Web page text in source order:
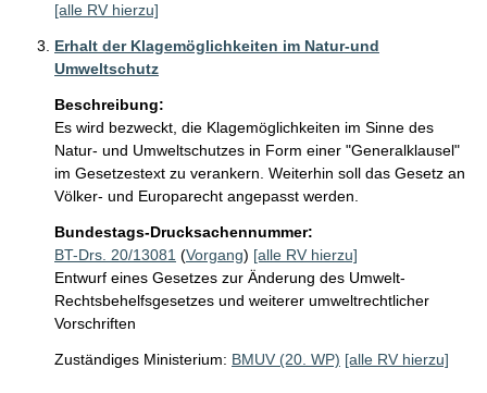
[alle RV hierzu]
Erhalt der Klagemöglichkeiten im Natur-und
Umweltschutz
Beschreibung:
Es wird bezweckt, die Klagemöglichkeiten im Sinne des
Natur- und Umweltschutzes in Form einer "Generalklausel"
im Gesetzestext zu verankern. Weiterhin soll das Gesetz an
Völker- und Europarecht angepasst werden.
Bundestags-Drucksachennummer:
BT-Drs. 20/13081 (Vorgang) [alle RV hierzu]
Entwurf eines Gesetzes zur Änderung des Umwelt-
Rechtsbehelfsgesetzes und weiterer umweltrechtlicher
Vorschriften
Zuständiges Ministerium: BMUV (20. WP) [alle RV hierzu]